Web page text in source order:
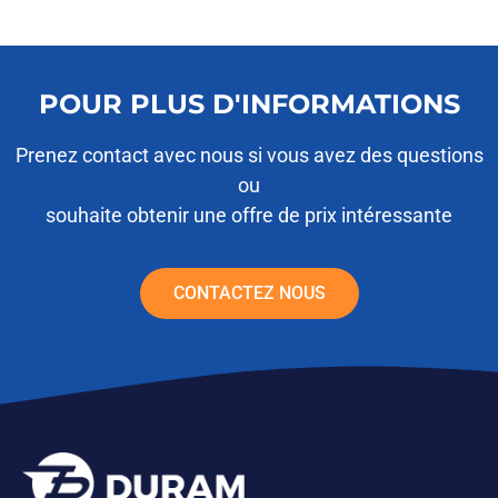
POUR PLUS D'INFORMATIONS
Prenez contact avec nous si vous avez des questions
ou
souhaite obtenir une offre de prix intéressante
CONTACTEZ NOUS